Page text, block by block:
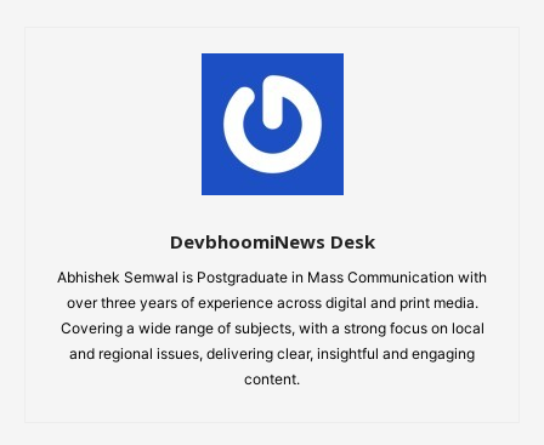
DevbhoomiNews Desk
Abhishek Semwal is Postgraduate in Mass Communication with
over three years of experience across digital and print media.
Covering a wide range of subjects, with a strong focus on local
and regional issues, delivering clear, insightful and engaging
content.